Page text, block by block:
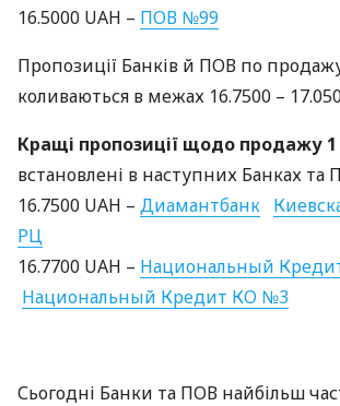
16.5000 UAH – ПОВ №99
Пропозиції Банків й ПОВ по
коливаються в межах 16.7500 –
Кращі пропозиції щодо продажу 1
встановлені в наступних Банках та
16.7500 UAH – Диамантбанк
РЦ
16.7700 UAH – Национальный
Национальный Кредит КО №3
Сьогодні Банки та ПОВ найбільш